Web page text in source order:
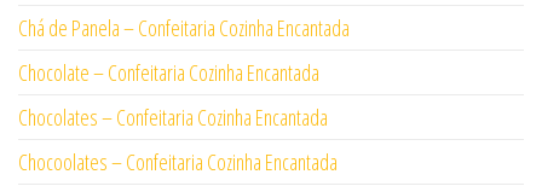
Chá de Panela – Confeitaria Cozinha Encantada
Chocolate – Confeitaria Cozinha Encantada
Chocolates – Confeitaria Cozinha Encantada
Chocoolates – Confeitaria Cozinha Encantada